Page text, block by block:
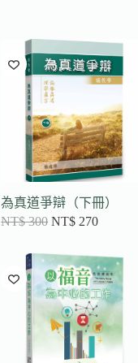
為真道爭辯（下冊）
NT$300 NT$ 270